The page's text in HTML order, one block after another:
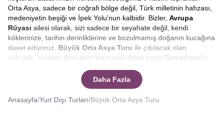
Orta Asya, sadece bir coğrafi bölge değil, Türk milletinin hafızası,
medeniyetin beşiği ve İpek Yolu’nun kalbidir. Bizler, Avrupa
Rüyası ailesi olarak, sizi sadece bir seyahate değil, kendi
köklerinize, tarihin derinliklerine ve bozulmamış doğanın kucağına
davet ediyoruz. Büyük Orta Asya Turu ile çıkılacak olan
yolculuk, modern dünyanın karmaşasından kaçıp Semerkand’ın
bulacağınız eşsiz bir serüven. Hayalinizdeki o mistik atmosferi
gerçeğe dönüştürmek için hazırladığımızKırgızistan,
Kazakistan, Özbekistanrotasının, her adımda farklı bir hikâye,
Daha Fazla
Anasayfa/Yurt Dışı Turları/Büyük Orta Asya Turu